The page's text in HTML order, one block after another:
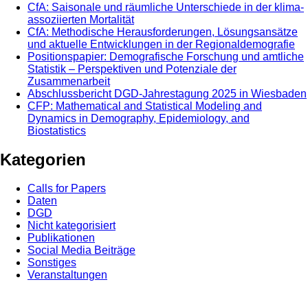
CfA: Saisonale und räumliche Unterschiede in der klima-
assoziierten Mortalität
CfA: Methodische Herausforderungen, Lösungsansätze
und aktuelle Entwicklungen in der Regionaldemografie
Positionspapier: Demografische Forschung und amtliche
Statistik – Perspektiven und Potenziale der
Zusammenarbeit
Abschlussbericht DGD-Jahrestagung 2025 in Wiesbaden
CFP: Mathematical and Statistical Modeling and
Dynamics in Demography, Epidemiology, and
Biostatistics
Kategorien
Calls for Papers
Daten
DGD
Nicht kategorisiert
Publikationen
Social Media Beiträge
Sonstiges
Veranstaltungen